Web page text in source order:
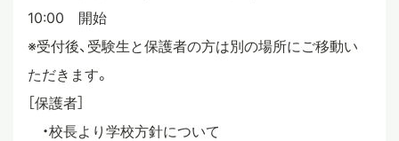
10:00 開始
※受付後、受験生と保護者の方は別の場所にご移動い
ただきます。
［保護者］
・校長より学校方針について